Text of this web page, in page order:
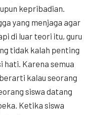
kepribadian.
yang menjaga agar
di luar teori itu, guru
tidak kalah penting
hati. Karena semua
kalau seorang
siswa datang
Ketika siswa